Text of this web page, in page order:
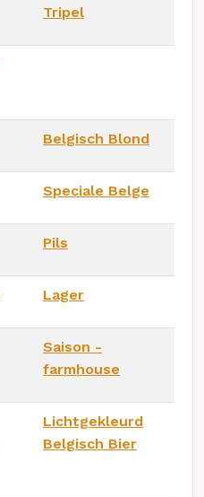
Tripel
Belgisch Blond
Speciale Belge
Pils
Lager
Saison -
farmhouse
Lichtgekleurd
Belgisch Bier